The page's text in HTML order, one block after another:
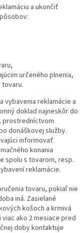
a ukončiť
určeného plnenia,
vybavenia reklamácie a
doklad najneskôr do
prostredníctvom
donáškovej služby.
informovať
konania
spolu s tovarom, resp.
reklamácie.
tovaru, pokiaľ nie
iná. Zasielané
košoch a krmivá
ako 2 mesiace pred
doby kontaktuje